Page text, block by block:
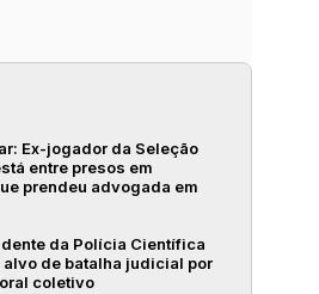
Ex-jogador da Seleção
entre presos em
prendeu advogada em
da Polícia Científica
alvo de batalha judicial por
coletivo